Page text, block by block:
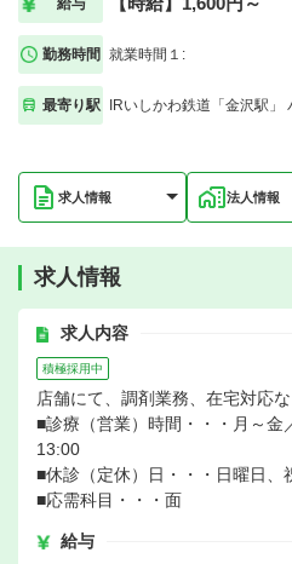
給与
勤務時間 就業時間１:
最寄り駅 IRいしかわ鉄道「金沢駅」
求人情報 法人情報
求人情報
求人内容
積極採用中
店舗にて、調剤業務、在宅対応
■診療（営業）時間・・・月～金
13:00
■休診（定休）日・・・日曜日、
■応需科目・・・面
給与